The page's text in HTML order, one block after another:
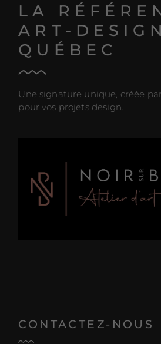
LA
ART-
QUÉBEC
Une signature unique, créée
pour vos projets design.
CONTACTEZ-NOUS